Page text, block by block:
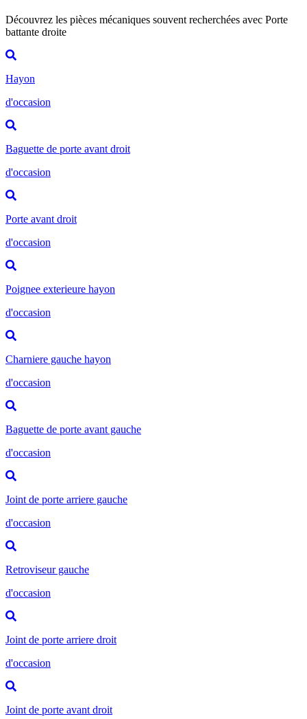
Découvrez les pièces mécaniques souvent recherchées avec Porte
battante droite
Hayon
d'occasion
Baguette de porte avant droit
d'occasion
Porte avant droit
d'occasion
Poignee exterieure hayon
d'occasion
Charniere gauche hayon
d'occasion
Baguette de porte avant gauche
d'occasion
Joint de porte arriere gauche
d'occasion
Retroviseur gauche
d'occasion
Joint de porte arriere droit
d'occasion
Joint de porte avant droit